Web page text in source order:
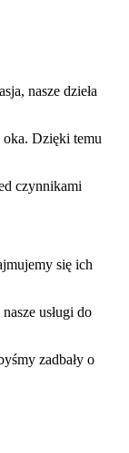
nasze dzieła
oka. Dzięki temu
czynnikami
się ich
usługi do
zadbały o